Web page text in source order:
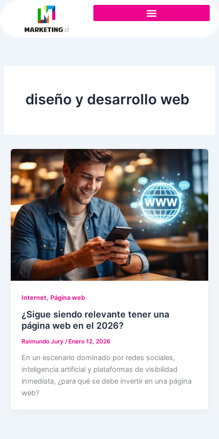
contenido
diseño y desarrollo web
Internet, Página web
¿Sigue siendo relevante tener una
página web en el 2026?
Raimundo Jury/ Enero 12, 2026
En un escenario dominado por redes sociales,
inteligencia artificial y plataformas de visibilidad
inmediata, ¿para qué se debe invertir en una página
web?